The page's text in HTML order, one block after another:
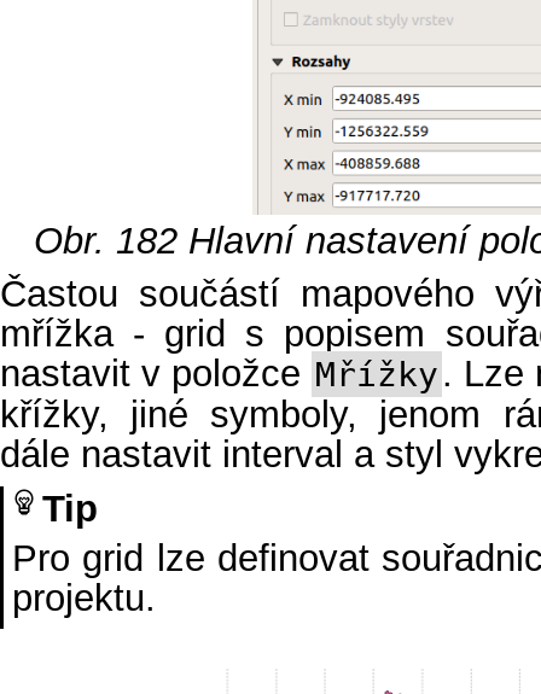
Obr. 182 Hlavní nastavení
Častou součástí mapového
mřížka - grid s popisem
nastavit v položce Mřížky. Lze
křížky, jiné symboly, jenom
dále nastavit interval a styl
Tip
Pro grid lze definovat
projektu.